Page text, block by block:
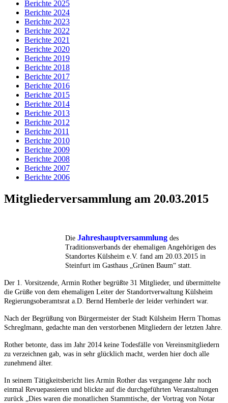
Berichte 2025
Berichte 2024
Berichte 2023
Berichte 2022
Berichte 2021
Berichte 2020
Berichte 2019
Berichte 2018
Berichte 2017
Berichte 2016
Berichte 2015
Berichte 2014
Berichte 2013
Berichte 2012
Berichte 2011
Berichte 2010
Berichte 2009
Berichte 2008
Berichte 2007
Berichte 2006
Mitgliederversammlung am 20.03.2015
Die Jahreshauptversammlung des
Traditionsverbands der ehemaligen Angehörigen des
Standortes Külsheim e.V. fand am 20.03.2015 in
Steinfurt im Gasthaus „Grünen Baum“ statt.
Der 1. Vorsitzende, Armin Rother begrüßte 31 Mitglieder, und übermittelte
die Grüße von dem ehemaligen Leiter der Standortverwaltung Külsheim
Regierungsoberamtsrat a.D. Bernd Hemberle der leider verhindert war.
Nach der Begrüßung von Bürgermeister der Stadt Külsheim Herrn Thomas
Schreglmann, gedachte man den verstorbenen Mitgliedern der letzten Jahre.
Rother betonte, dass im Jahr 2014 keine Todesfälle von Vereinsmitgliedern
zu verzeichnen gab, was in sehr glücklich macht, werden hier doch alle
zunehmend älter.
In seinem Tätigkeitsbericht lies Armin Rother das vergangene Jahr noch
einmal Revuepassieren und blickte auf die durchgeführten Veranstaltungen
zurück „Dies waren die monatlichen Stammtische, der Vortrag von Notar